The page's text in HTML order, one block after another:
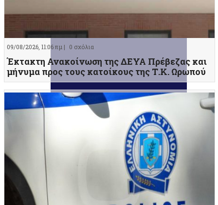
09/08/2026, 11:06 πμ | 0 σχόλια
Έκτακτη Ανακοίνωση της ΔΕΥΑ Πρέβεζας και
μήνυμα προς τους κατοίκους της Τ.Κ. Ωρωπού